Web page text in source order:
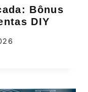
Bônus
DIY